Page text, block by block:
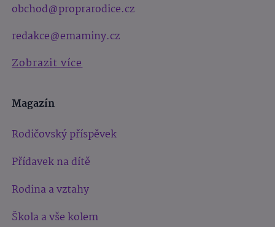
obchod@proprarodice.cz
redakce@emaminy.cz
Zobrazit více
Magazín
Rodičovský příspěvek
Přídavek na dítě
Rodina a vztahy
Škola a vše kolem